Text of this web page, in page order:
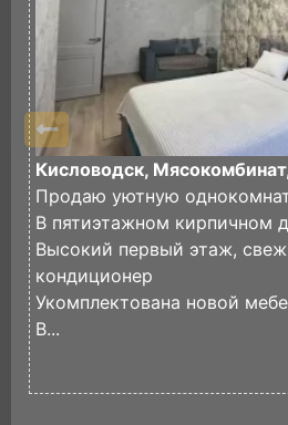
Кисловодск,
Продаю уютную
В пятиэтажном кирпичном
Высокий первый этаж,
кондиционер
Укомплектована новой
В...